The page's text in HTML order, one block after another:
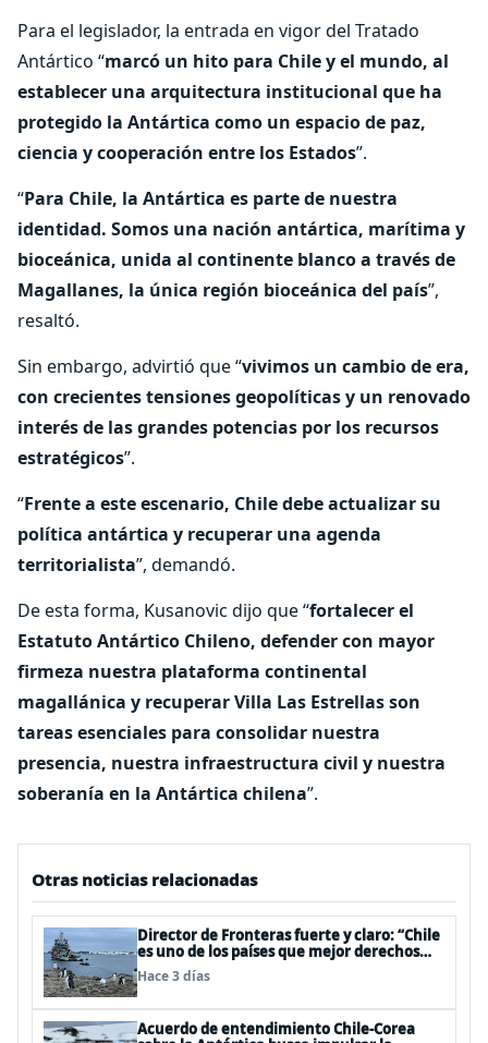
Para el legislador, la entrada en vigor del Tratado
Antártico “marcó un hito para Chile y el mundo, al
establecer una arquitectura institucional que ha
protegido la Antártica como un espacio de paz,
ciencia y cooperación entre los Estados”.
“Para Chile, la Antártica es parte de nuestra
identidad. Somos una nación antártica, marítima y
bioceánica, unida al continente blanco a través de
Magallanes, la única región bioceánica del país”,
resaltó.
Sin embargo, advirtió que “vivimos un cambio de era,
con crecientes tensiones geopolíticas y un renovado
interés de las grandes potencias por los recursos
estratégicos”.
“Frente a este escenario, Chile debe actualizar su
política antártica y recuperar una agenda
territorialista”, demandó.
De esta forma, Kusanovic dijo que “fortalecer el
Estatuto Antártico Chileno, defender con mayor
firmeza nuestra plataforma continental
magallánica y recuperar Villa Las Estrellas son
tareas esenciales para consolidar nuestra
presencia, nuestra infraestructura civil y nuestra
soberanía en la Antártica chilena”.
Otras noticias relacionadas
Director de Fronteras fuerte y claro: “Chile
es uno de los países que mejor derechos
tiene para sustentar una reclamación de
territorio antártico”
Hace 3 días
Acuerdo de entendimiento Chile-Corea